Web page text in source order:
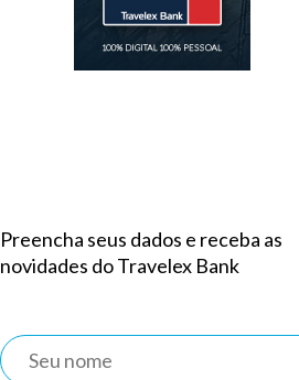
Preencha seus dados e receba as
novidades do Travelex Bank